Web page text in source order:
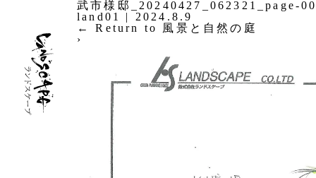
武市様邸_20240427_062321_page-
land01
| 2024.8.9
←
Return to 風景と自然の庭
›